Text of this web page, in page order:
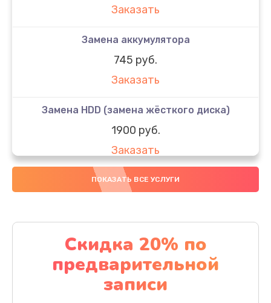
Заказать
Замена аккумулятора
745 руб.
Заказать
Замена HDD (замена жёсткого диска)
1900 руб.
Заказать
Замена кулера
Заказать
Замена процессора
1500 руб.
Заказать
ПОКАЗАТЬ ВСЕ УСЛУГИ
Скидка 20% по
предварительной
записи